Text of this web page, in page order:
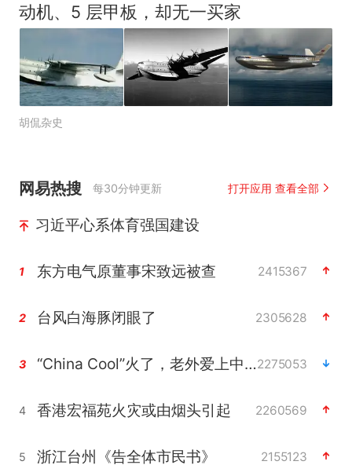
动机、5 层甲板，却无一买家
胡侃杂史
网易热搜 每30分钟更新 打开应用 查看全部
习近平心系体育强国建设
1 东方电气原董事宋致远被查 2415367
2 台风白海豚闭眼了 2305628
3 “China Cool”火了，老外爱上中国避暑游2275053
4 香港宏福苑火灾或由烟头引起 2260569
5 浙江台州《告全体市民书》 2155123